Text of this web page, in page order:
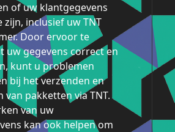
of uw klantgegevens
zijn, inclusief uw TNT
Door ervoor te
uw gegevens correct en
kunt u problemen
bij het verzenden en
van pakketten via TNT.
van uw
kan ook helpen om